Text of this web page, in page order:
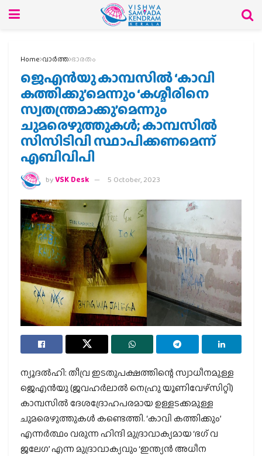
Home വാര്‍ത്ത ഭാരതം
ജെഎന്‍യു കാമ്പസില്‍ ‘കാവി
കത്തിക്കു’മെന്നും ‘കശ്മീരിനെ
സ്വതന്ത്രമാക്കു’മെന്നും
ചുമരെഴുത്തുകള്‍; കാമ്പസില്‍
സിസിടിവി സ്ഥാപിക്കണമെന്ന്
എബിവിപി
byVSK Desk 5 October, 2023
ന്യൂദല്‍ഹി: തീവ്ര ഇടതുപക്ഷത്തിന്റെ സ്വാധീനമുള്ള
ജെഎന്‍യു (ജവഹര്‍ലാല്‍ നെഹ്രു യൂണിവേഴ്സിറ്റി)
കാമ്പസില്‍ ദേശദ്രോഹപരമായ ഉള്ളടക്കമുള്ള
ചുമരെഴുത്തുകള്‍ കണ്ടെത്തി. ‘കാവി കത്തിക്കും’
എന്നര്‍ത്ഥം വരുന്ന ഹിന്ദി മുദ്രാവാക്യമായ ‘ഭഗ് വ
ജലേഗ’ എന്ന മുദ്രാവാക്യവും ‘ഇന്ത്യന്‍ അധീന